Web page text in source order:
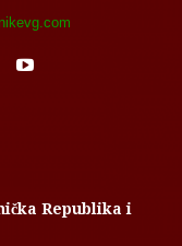
Republika i